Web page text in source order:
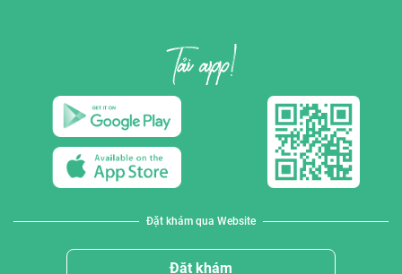
Đặt khám qua Website
Đặt khám